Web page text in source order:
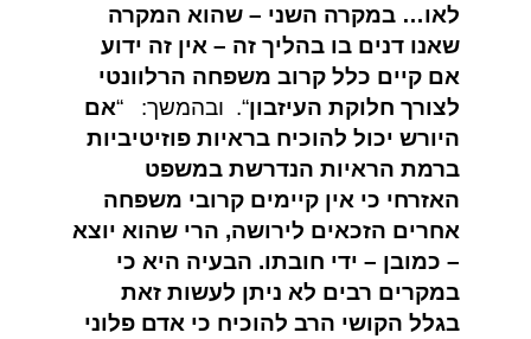
לאו… במקרה השני – שהוא המקרה
שאנו דנים בו בהליך זה – אין זה ידוע
אם קיים כלל קרוב משפחה הרלוונטי
לצורך חלוקת העיזבון“. ובהמשך: “אם
היורש יכול להוכיח בראיות פוזיטיביות
ברמת הראיות הנדרשת במשפט
האזרחי כי אין קיימים קרובי משפחה
אחרים הזכאים לירושה, הרי שהוא יוצא
– כמובן – ידי חובתו. הבעיה היא כי
במקרים רבים לא ניתן לעשות זאת
בגלל הקושי הרב להוכיח כי אדם פלוני